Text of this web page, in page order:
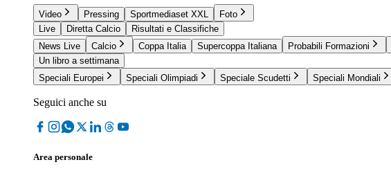
Video Pressing Sportmediaset XXL
Foto
Live
Diretta Calcio
Risultati e Classifiche
News Live
Calcio Coppa Italia Supercoppa Italiana Probabili Formazioni
Un libro a settimana
Speciali Europei
Speciali Olimpiadi Speciale Scudetti Speciali Mondiali
Seguici anche su
Area personale